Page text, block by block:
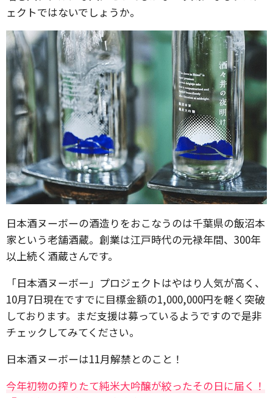
ェクトではないでしょうか。
日本酒ヌーボーの酒造りをおこなうのは千葉県の飯沼本
家という老舗酒蔵。創業は江戸時代の元禄年間、300年
以上続く酒蔵さんです。
「日本酒ヌーボー」プロジェクトはやはり人気が高く、
10月7日現在ですでに目標金額の1,000,000円を軽く突破
しております。まだ支援は募っているようですので是非
チェックしてみてください。
日本酒ヌーボーは11月解禁とのこと！
今年初物の搾りたて純米大吟醸が絞ったその日に届く！